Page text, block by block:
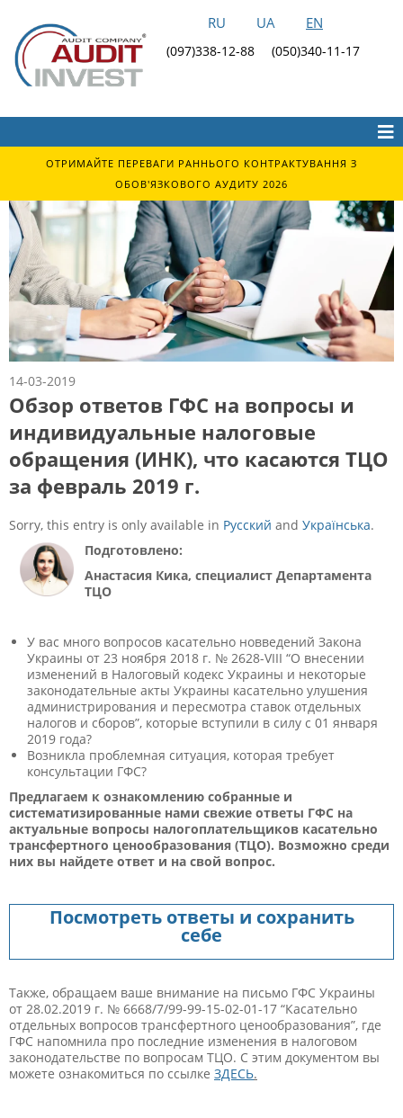
RU UA EN
(097)338-12-88 (050)340-11-17
ОТРИМАЙТЕ ПЕРЕВАГИ РАННЬОГО КОНТРАКТУВАННЯ З
ОБОВ'ЯЗКОВОГО АУДИТУ 2026
14-03-2019
Обзор ответов ГФС на вопросы и
индивидуальные налоговые
обращения (ИНК), что касаются ТЦО
за февраль 2019 г.
Sorry, this entry is only available in Русский and Українська.
Подготовлено:
Анастасия Кика, специалист Департамента
ТЦО
У вас много вопросов касательно новведений Закона
Украины от 23 ноября 2018 г. № 2628-VIII “О внесении
изменений в Налоговый кодекс Украины и некоторые
законодательные акты Украины касательно улушения
администрирования и пересмотра ставок отдельных
налогов и сборов”, которые вступили в силу с 01 января
2019 года?
Возникла проблемная ситуация, которая требует
консультации ГФС?
Предлагаем к ознакомлению собранные и
систематизированные нами свежие ответы ГФС на
актуальные вопросы налогоплательщиков касательно
трансфертного ценообразования (ТЦО). Возможно среди
них вы найдете ответ и на свой вопрос.
Посмотреть ответы и сохранить
себе
Также, обращаем ваше внимание на письмо ГФС Украины
от 28.02.2019 г. № 6668/7/99-99-15-02-01-17 “Касательно
отдельных вопросов трансфертного ценообразования”, где
ГФС напомнила про последние изменения в налоговом
законодательстве по вопросам ТЦО. С этим документом вы
можете ознакомиться по ссылке ЗДЕСЬ.